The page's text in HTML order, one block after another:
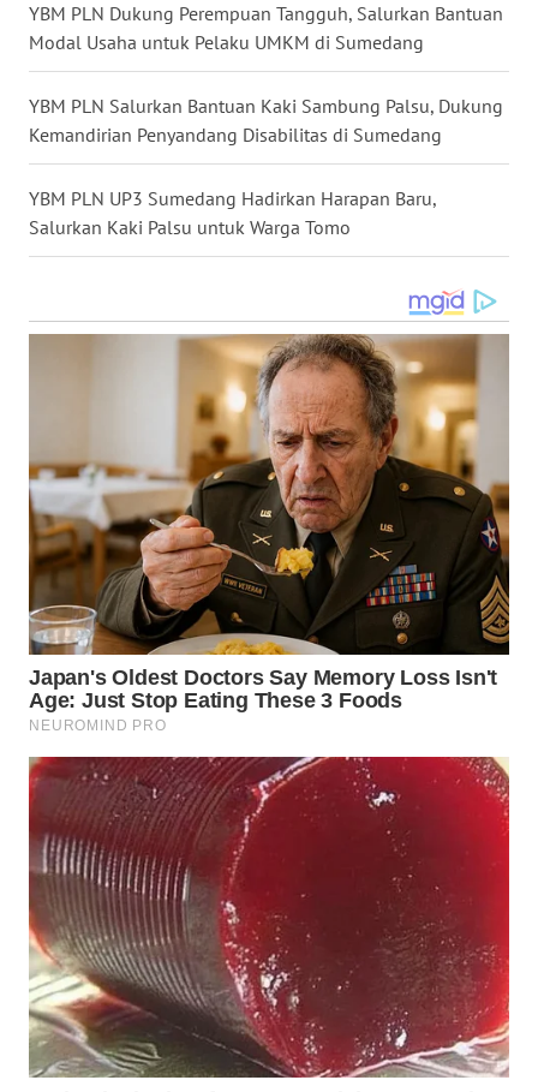
YBM PLN Dukung Perempuan Tangguh, Salurkan Bantuan
Modal Usaha untuk Pelaku UMKM di Sumedang
YBM PLN Salurkan Bantuan Kaki Sambung Palsu, Dukung
Kemandirian Penyandang Disabilitas di Sumedang
YBM PLN UP3 Sumedang Hadirkan Harapan Baru,
Salurkan Kaki Palsu untuk Warga Tomo
WN
MALUKU
WN
MALUT
WN
DAIRI
DANAU
WN
LANGKAT
TAPANULI
SELATAN
WN
TANJUNG
WN
KARO
WN
SIMALUNGUN
WN
LABUHANBATU
WN